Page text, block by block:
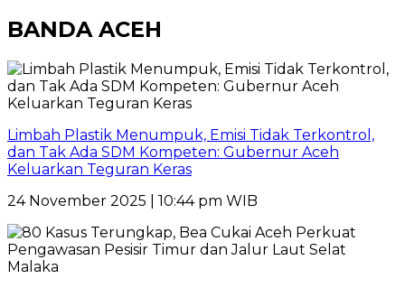
BANDA ACEH
Limbah Plastik Menumpuk, Emisi Tidak Terkontrol,
dan Tak Ada SDM Kompeten: Gubernur Aceh
Keluarkan Teguran Keras
24 November 2025 | 10:44 pm WIB